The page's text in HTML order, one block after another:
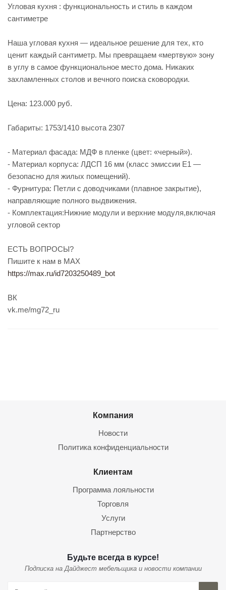
Угловая кухня : функциональность и стиль в каждом
сантиметре
Наша угловая кухня — идеальное решение для тех, кто
ценит каждый сантиметр. Мы превращаем «мертвую» зону
в углу в самое функциональное место дома. Никаких
захламленных столов и вечного поиска сковородки.
Цена: 123.000 руб.
Габариты: 1753/1410 высота 2307
- Материал фасада: МДФ в пленке (цвет: «черный»).
- Материал корпуса: ЛДСП 16 мм (класс эмиссии Е1 —
безопасно для жилых помещений).
- Фурнитура: Петли с доводчиками (плавное закрытие),
направляющие полного выдвижения.
- Комплектация:Нижние модули и верхние модуля,включая
угловой сектор
ЕСТЬ ВОПРОСЫ?
Пишите к нам в МАХ
https://max.ru/id7203250489_bot
ВК
vk.me/mg72_ru
Компания
Новости
Политика конфиденциальности
Клиентам
Программа лояльности
Торговля
Услуги
Партнерство
Будьте всегда в курсе!
Подписка на Дайджест мебельщика и новости компании